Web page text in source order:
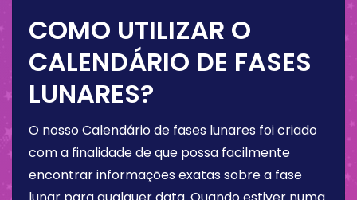
COMO UTILIZAR O
CALENDÁRIO DE FASES
LUNARES?
O nosso Calendário de fases lunares foi criado
com a finalidade de que possa facilmente
encontrar informações exatas sobre a fase